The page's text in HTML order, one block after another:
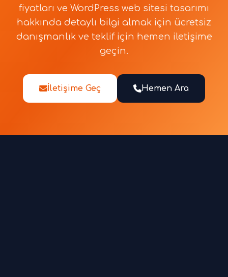
fiyatları ve WordPress web sitesi tasarımı
hakkında detaylı bilgi almak için ücretsiz
danışmanlık ve teklif için hemen iletişime
geçin.
İletişime Geç Hemen Ara